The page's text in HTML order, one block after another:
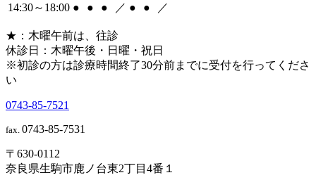
14:30～18:00 ● ● ● ／ ● ● ／
★ ：木曜午前は、往診
休診日：木曜午後・日曜・祝日
※初診の方は診療時間終了30分前までに受付を行ってくださ
い
0743-85-7521
fax. 0743-85-7531
〒630-0112
奈良県生駒市鹿ノ台東2丁目4番１